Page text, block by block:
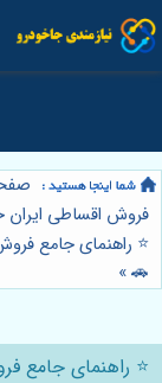
فروش اقساطی ایران
⭐️ راهنمای جامع
🚗
»
⭐️ راهنمای جامع